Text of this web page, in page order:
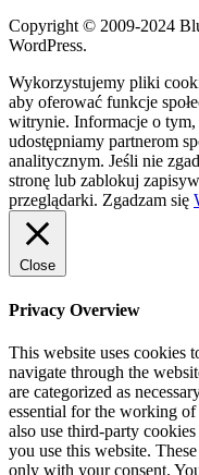
Copyright © 2009-2024
WordPress.
Wykorzystujemy pliki
aby oferować funkcje
witrynie. Informacje o
udostępniamy partnerom
analitycznym. Jeśli nie
stronę lub zablokuj
przeglądarki. Zgadzam się
Close
Privacy Overview
This website uses cookies
navigate through the
are categorized as
essential for the working
also use third-party
you use this website.
only with your consent.